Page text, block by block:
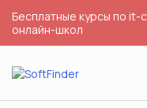
Бесплатные курсы по it-
онлайн-школ